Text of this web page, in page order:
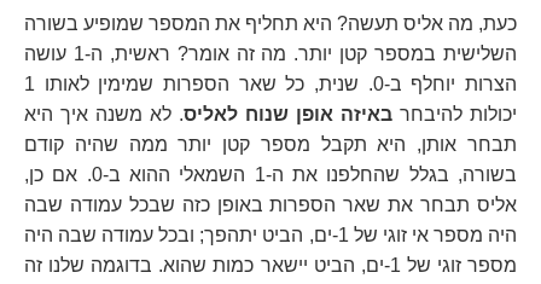
כעת, מה אליס תעשה? היא תחליף את המספר שמופיע בשורה
השלישית במספר קטן יותר. מה זה אומר? ראשית, ה-1 עושה
הצרות יוחלף ב-0. שנית, כל שאר הספרות שמימין לאותו 1
יכולות להיבחר באיזה אופן שנוח לאליס. לא משנה איך היא
תבחר אותן, היא תקבל מספר קטן יותר ממה שהיה קודם
בשורה, בגלל שהחלפנו את ה-1 השמאלי ההוא ב-0. אם כן,
אליס תבחר את שאר הספרות באופן כזה שבכל עמודה שבה
היה מספר אי זוגי של 1-ים, הביט יתהפך; ובכל עמודה שבה היה
מספר זוגי של 1-ים, הביט יישאר כמות שהוא. בדוגמה שלנו זה